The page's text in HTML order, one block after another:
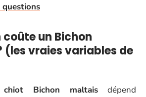
questions
un Bichon
(les vraies variables de
Bichon maltais dépend